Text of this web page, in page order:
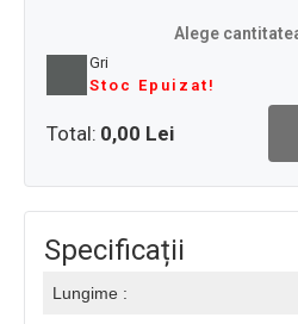
Alege
Gri
Stoc Epuizat!
Total: 0,00 Lei
Specificații
Lungime :